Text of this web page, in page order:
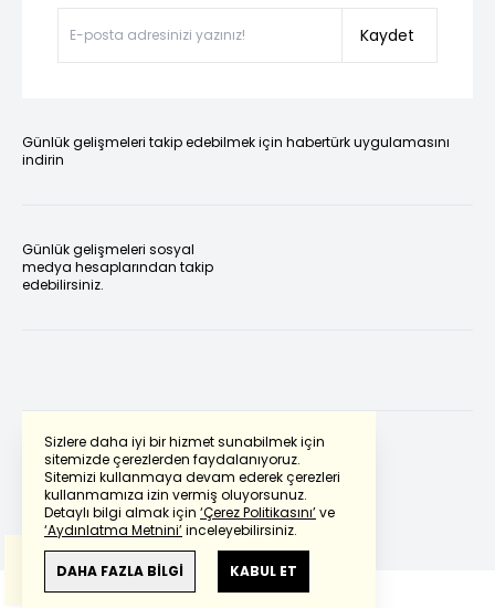
Sizlere daha iyi bir hizmet sunabilmek için
sitemizde çerezlerden faydalanıyoruz.
Sitemizi kullanmaya devam ederek çerezleri
kullanmamıza izin vermiş oluyorsunuz.
Detaylı bilgi almak için ‘Çerez Politikasını’ve
‘Aydınlatma Metnini’inceleyebilirsiniz.
DAHA FAZLA BİLGİ KABUL ET
Kaydet
Günlük gelişmeleri takip edebilmek için habertürk uygulamasını
indirin
Günlük gelişmeleri sosyal
medya hesaplarından takip
edebilirsiniz.
Powered by Translate
Bu çevirideGoogle Transletekullanılmıştır.
Anlam ve çeviri hatalarından
haberturk.com
sorumlu değildir.